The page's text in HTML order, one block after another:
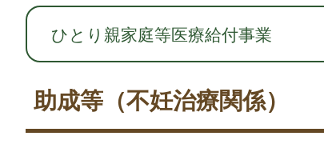
ひとり親家庭等医療給付事業
助成等（不妊治療関係）